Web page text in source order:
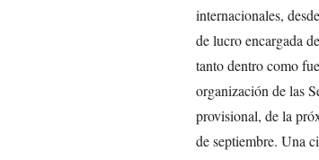
internacionales,
de lucro encargada
tanto dentro como
organización de las
provisional, de la
de septiembre. Una